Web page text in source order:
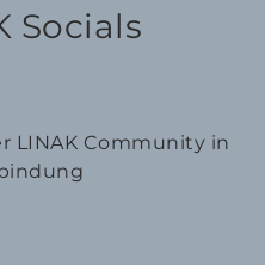
Socials
LINAK Community in